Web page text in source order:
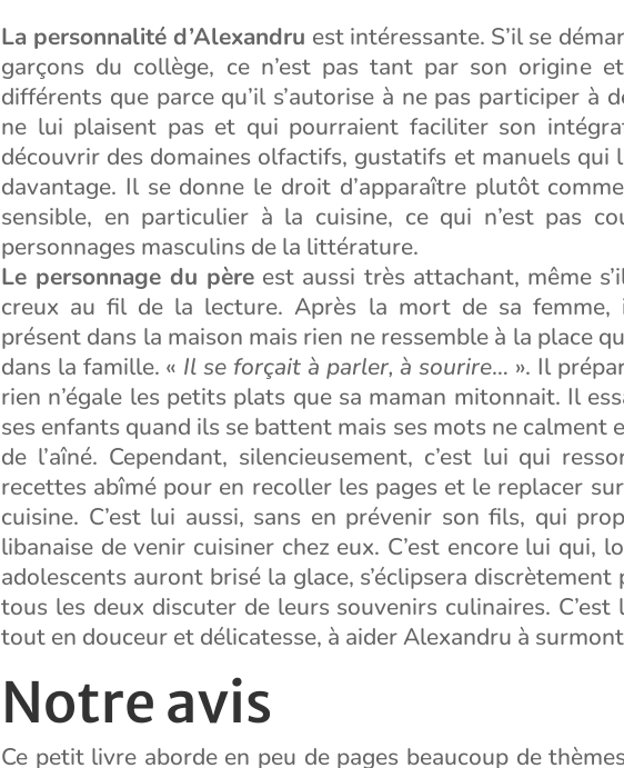
La personnalité d’Alexandru est intéressante. S’il se
garçons du collège, ce n’est pas tant par son origine
différents que parce qu’il s’autorise à ne pas participer à
ne lui plaisent pas et qui pourraient faciliter son
découvrir des domaines olfactifs, gustatifs et manuels qui
davantage. Il se donne le droit d’apparaître plutôt
sensible, en particulier à la cuisine, ce qui n’est pas
personnages masculins de la littérature.
Le personnage du père est aussi très attachant, même
creux au fil de la lecture. Après la mort de sa femme,
présent dans la maison mais rien ne ressemble à la place
dans la famille. « Il se forçait à parler, à sourire… ». Il
rien n’égale les petits plats que sa maman mitonnait. Il
ses enfants quand ils se battent mais ses mots ne calment
de l’aîné. Cependant, silencieusement, c’est lui qui
recettes abîmé pour en recoller les pages et le replacer
cuisine. C’est lui aussi, sans en prévenir son fils, qui
libanaise de venir cuisiner chez eux. C’est encore lui qui,
adolescents auront brisé la glace, s’éclipsera
tous les deux discuter de leurs souvenirs culinaires. C’est
tout en douceur et délicatesse, à aider Alexandru à
Notre avis
Ce petit livre aborde en peu de pages beaucoup de